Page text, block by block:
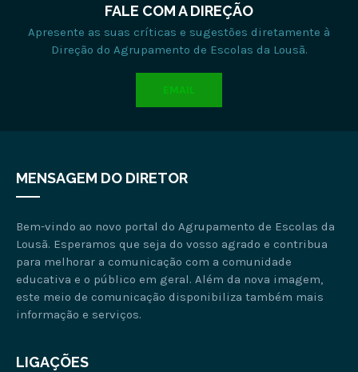
FALE COM A DIREÇÃO
Apresente as suas críticas e sugestões diretamente à
Direção do Agrupamento de Escolas da Lousã.
EMAIL
MENSAGEM DO DIRETOR
Bem-vindo ao novo portal do Agrupamento de Escolas da
Lousã. Esperamos que seja do vosso agrado e contribua
para melhorar a comunicação com a comunidade
educativa e o público em geral. Além da nova imagem,
este meio de comunicação disponibiliza também mais
informação e serviços.
LIGAÇÕES